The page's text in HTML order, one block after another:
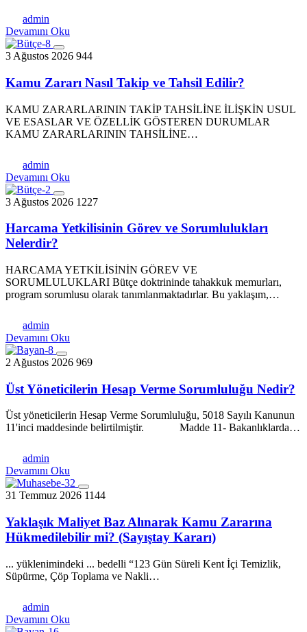
admin
Devamını Oku
3 Ağustos 2026 944
Kamu Zararı Nasıl Takip ve Tahsil Edilir?
KAMU ZARARLARININ TAKİP TAHSİLİNE İLİŞKİN USUL
VE ESASLAR VE ÖZELLİK GÖSTEREN DURUMLAR
KAMU ZARARLARININ TAHSİLİNE…
admin
Devamını Oku
3 Ağustos 2026 1227
Harcama Yetkilisinin Görev ve Sorumlulukları
Nelerdir?
HARCAMA YETKİLİSİNİN GÖREV VE
SORUMLULUKLARI Bütçe doktrininde tahakkuk memurları,
program sorumlusu olarak tanımlanmaktadırlar. Bu yaklaşım,…
admin
Devamını Oku
2 Ağustos 2026 969
Üst Yöneticilerin Hesap Verme Sorumluluğu Nedir?
Üst yöneticilerin Hesap Verme Sorumluluğu, 5018 Sayılı Kanunun
11'inci maddesinde belirtilmiştir. Madde 11- Bakanlıklarda…
admin
Devamını Oku
31 Temmuz 2026 1144
Yaklaşık Maliyet Baz Alınarak Kamu Zararına
Hükmedilebilir mi? (Sayıştay Kararı)
... yüklenimindeki ... bedelli “123 Gün Süreli Kent İçi Temizlik,
Süpürme, Çöp Toplama ve Nakli…
admin
Devamını Oku